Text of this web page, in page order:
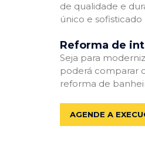
de qualidade e
único e
Reforma de
Seja para
poderá comparar
reforma de
AGENDE A